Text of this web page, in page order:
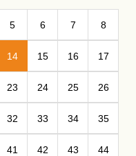
5 6 7 8
14 15 16 17
23 24 25 26
32 33 34 35
41 42 43 44